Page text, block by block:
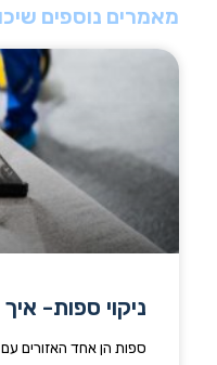
מאמרים נוספים
ניקוי ספות-
ספות הן אחד האזורים